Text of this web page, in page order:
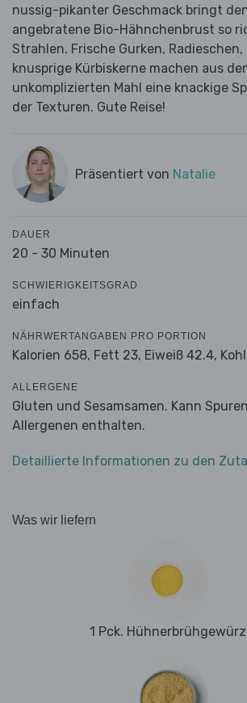
nussig-pikanter Geschmack bringt
angebratene Bio-Hähnchenbrust so
Strahlen. Frische Gurken, Radieschen,
knusprige Kürbiskerne machen aus
unkomplizierten Mahl eine knackige
der Texturen. Gute Reise!
Präsentiert von Natalie
DAUER
20 - 30 Minuten
SCHWIERIGKEITSGRAD
einfach
NÄHRWERTANGABEN PRO PORTION
Kalorien 658, Fett 23, Eiweiß 42.4,
ALLERGENE
Gluten und Sesamsamen. Kann
Allergenen enthalten.
Detaillierte Informationen zu den
Was wir liefern
1 Pck. Hühnerbrühgewürz